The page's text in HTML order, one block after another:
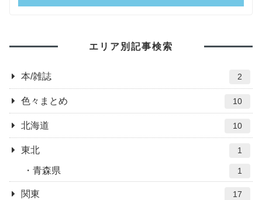
エリア別記事検索
本/雑誌 2
色々まとめ 10
北海道 10
東北 1
青森県 1
関東 17